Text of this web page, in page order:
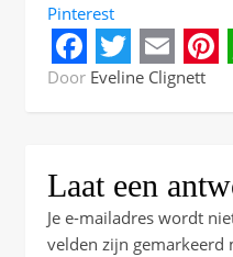
Pinterest
Facebook
Twitter
Email
Door Eveline Clignett
Laat een
Je e-mailadres wordt
velden zijn gemarkeerd